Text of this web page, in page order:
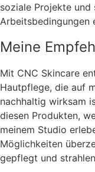
soziale Projekte
Arbeitsbedingungen
Meine
Mit CNC Skincare
Hautpflege, die auf
nachhaltig wirksam
diesen Produkten,
meinem Studio
Möglichkeiten
gepflegt und